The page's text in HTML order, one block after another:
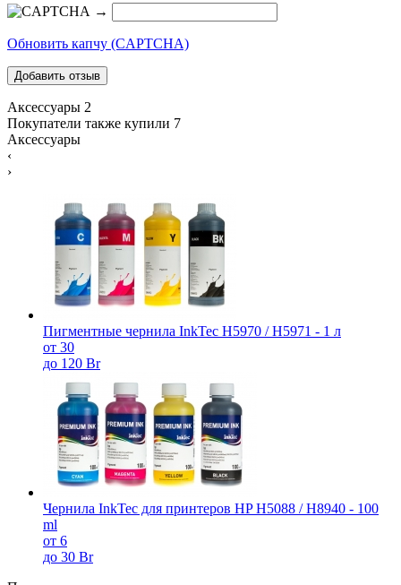
→
Обновить капчу (CAPTCHA)
Аксессуары 2
Покупатели также купили 7
Аксессуары
‹
›
Пигментные чернила InkTec H5970 / H5971 - 1 л
от 30
до 120 Br
Чернила InkTec для принтеров HP H5088 / H8940 - 100
ml
от 6
до 30 Br